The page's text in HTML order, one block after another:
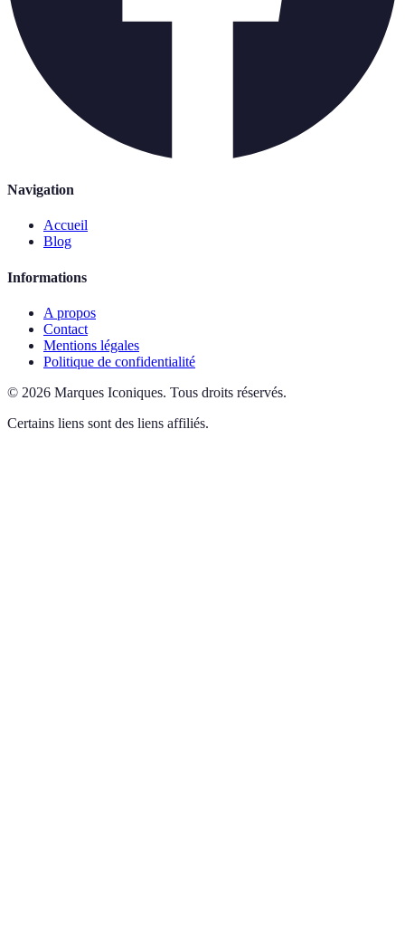
Navigation
Accueil
Blog
Informations
A propos
Contact
Mentions légales
Politique de confidentialité
© 2026 Marques Iconiques. Tous droits réservés.
Certains liens sont des liens affiliés.